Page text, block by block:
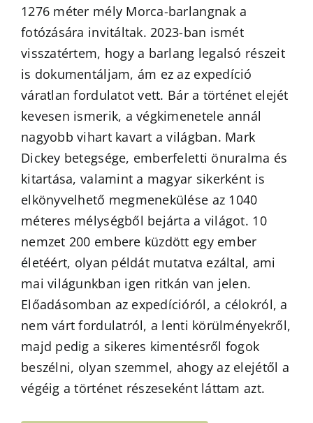
1276 méter mély Morca-barlangnak a
fotózására invitáltak. 2023-ban ismét
visszatértem, hogy a barlang legalsó részeit
is dokumentáljam, ám ez az expedíció
váratlan fordulatot vett. Bár a történet elejét
kevesen ismerik, a végkimenetele annál
nagyobb vihart kavart a világban. Mark
Dickey betegsége, emberfeletti önuralma és
kitartása, valamint a magyar sikerként is
elkönyvelhető megmenekülése az 1040
méteres mélységből bejárta a világot. 10
nemzet 200 embere küzdött egy ember
életéért, olyan példát mutatva ezáltal, ami
mai világunkban igen ritkán van jelen.
Előadásomban az expedícióról, a célokról, a
nem várt fordulatról, a lenti körülményekről,
majd pedig a sikeres kimentésről fogok
beszélni, olyan szemmel, ahogy az elejétől a
végéig a történet részeseként láttam azt.